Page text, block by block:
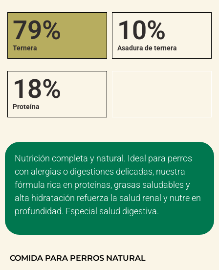
79%
Ternera
10%
Asadura de ternera
18%
Proteína
Nutrición completa y natural. Ideal para perros
con alergias o digestiones delicadas, nuestra
fórmula rica en proteínas, grasas saludables y
alta hidratación refuerza la salud renal y nutre en
profundidad. Especial salud digestiva.
COMIDA PARA PERROS NATURAL